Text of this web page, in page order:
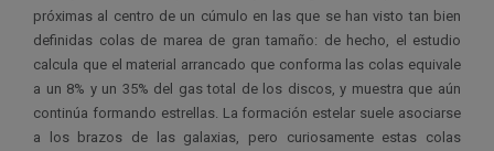
próximas al centro de un cúmulo en las que se han visto tan bien
definidas colas de marea de gran tamaño: de hecho, el estudio
calcula que el material arrancado que conforma las colas equivale
a un 8% y un 35% del gas total de los discos, y muestra que aún
continúa formando estrellas. La formación estelar suele asociarse
a los brazos de las galaxias, pero curiosamente estas colas